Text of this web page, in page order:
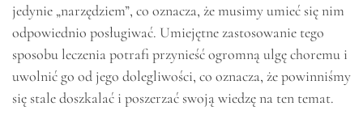
jedynie „narzędziem”, co oznacza, że musimy umieć się nim
odpowiednio posługiwać. Umiejętne zastosowanie tego
sposobu leczenia potrafi przynieść ogromną ulgę choremu i
uwolnić go od jego dolegliwości, co oznacza, że powinniśmy
się stale doszkalać i poszerzać swoją wiedzę na ten temat.